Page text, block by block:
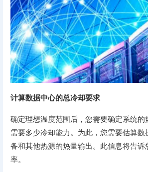
计算数据中心的总冷却要求
确定理想温度范围后，您需要确定系统的
需要多少冷却能力。为此，您需要估算
备和其他热源的热量输出。此信息将告诉
率。